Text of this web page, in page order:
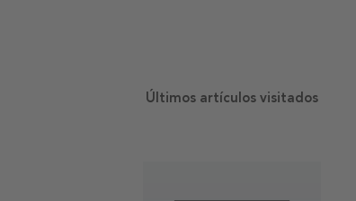
Últimos artículos visitados